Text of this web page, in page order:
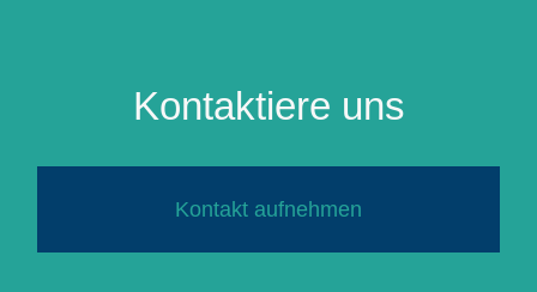
Kontaktiere uns
Kontakt aufnehmen